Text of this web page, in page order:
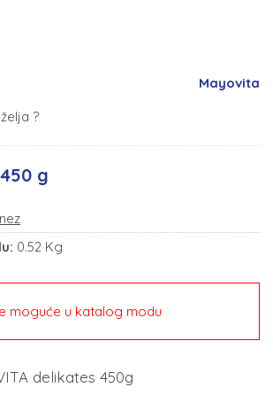
?
Mayovita
g
0.52 Kg
moguće u katalog modu
delikates 450g